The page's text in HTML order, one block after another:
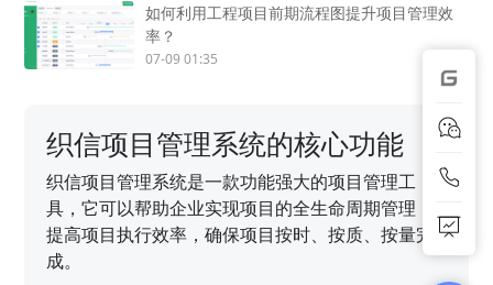
如何利用工程项目前期流程图提升项目管理效
率？
07-09 01:35
织信项目管理系统的核心功能
织信项目管理系统是一款功能强大的项目管理工
具，它可以帮助企业实现项目的全生命周期管理，
提高项目执行效率，确保项目按时、按质、按量完
成。